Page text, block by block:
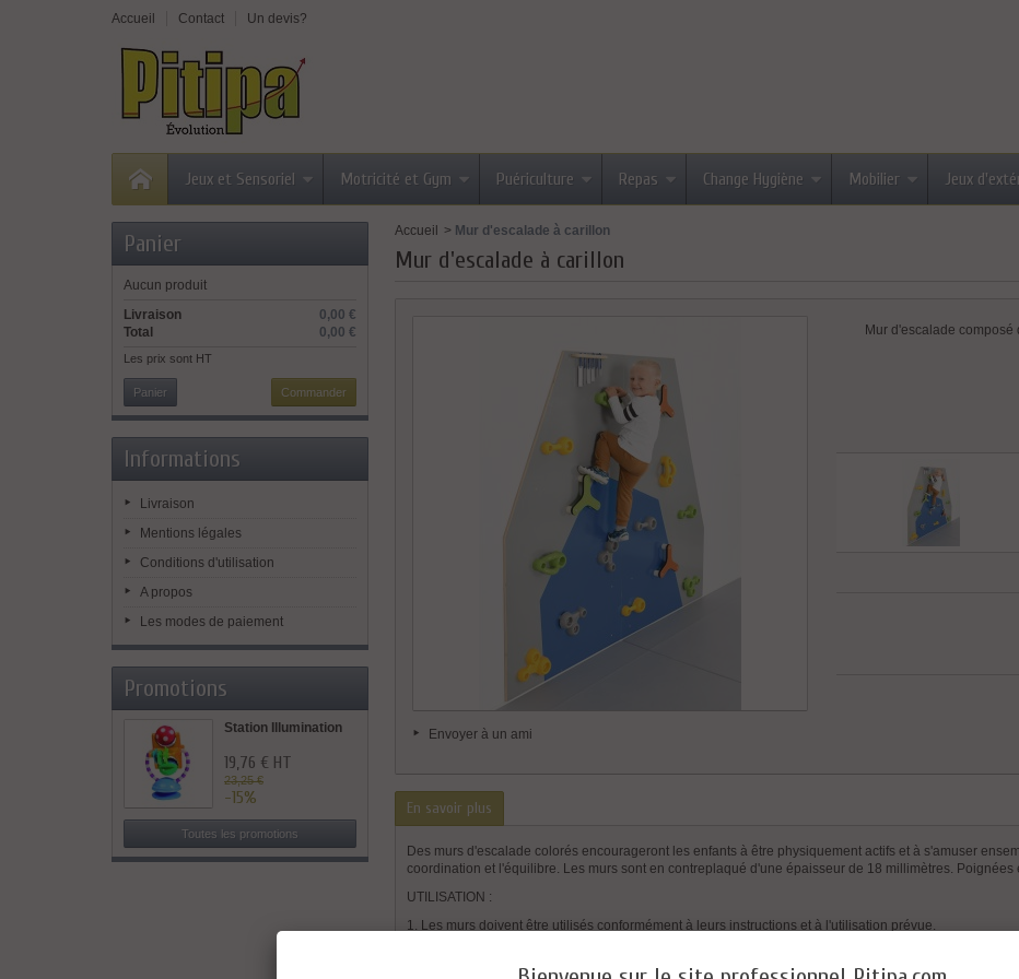
Accueil Contact Un devis?
Jeux et Sensoriel Motricité et Gym Puériculture Repas Change Hygiène Mobilier Jeux
Panier
Aucun produit
0,00 €
Livraison
0,00 €
Total
Les prix sont HT
Panier Commander
Informations
Livraison
Mentions légales
Conditions d'utilisation
A propos
Les modes de paiement
Promotions
Station Illumination
19,76 € HT
23,25 €
-15%
Toutes les promotions
Accueil > Mur d'escalade à carillon
Mur d'escalade à carillon
Envoyer à un ami
Mur d'escalade
En savoir plus
Des murs d'escalade colorés encourageront les enfants à être physiquement actifs et à s'amuser
coordination et l'équilibre. Les murs sont en contreplaqué d'une épaisseur de 18 millimètres.
UTILISATION :
1. Les murs doivent être utilisés conformément à leurs instructions et à l'utilisation prévue.